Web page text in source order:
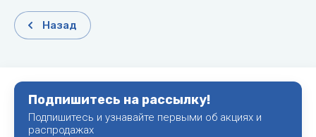
Назад
Подпишитесь на рассылку!
Подпишитесь и узнавайте первыми об акциях и
распродажах